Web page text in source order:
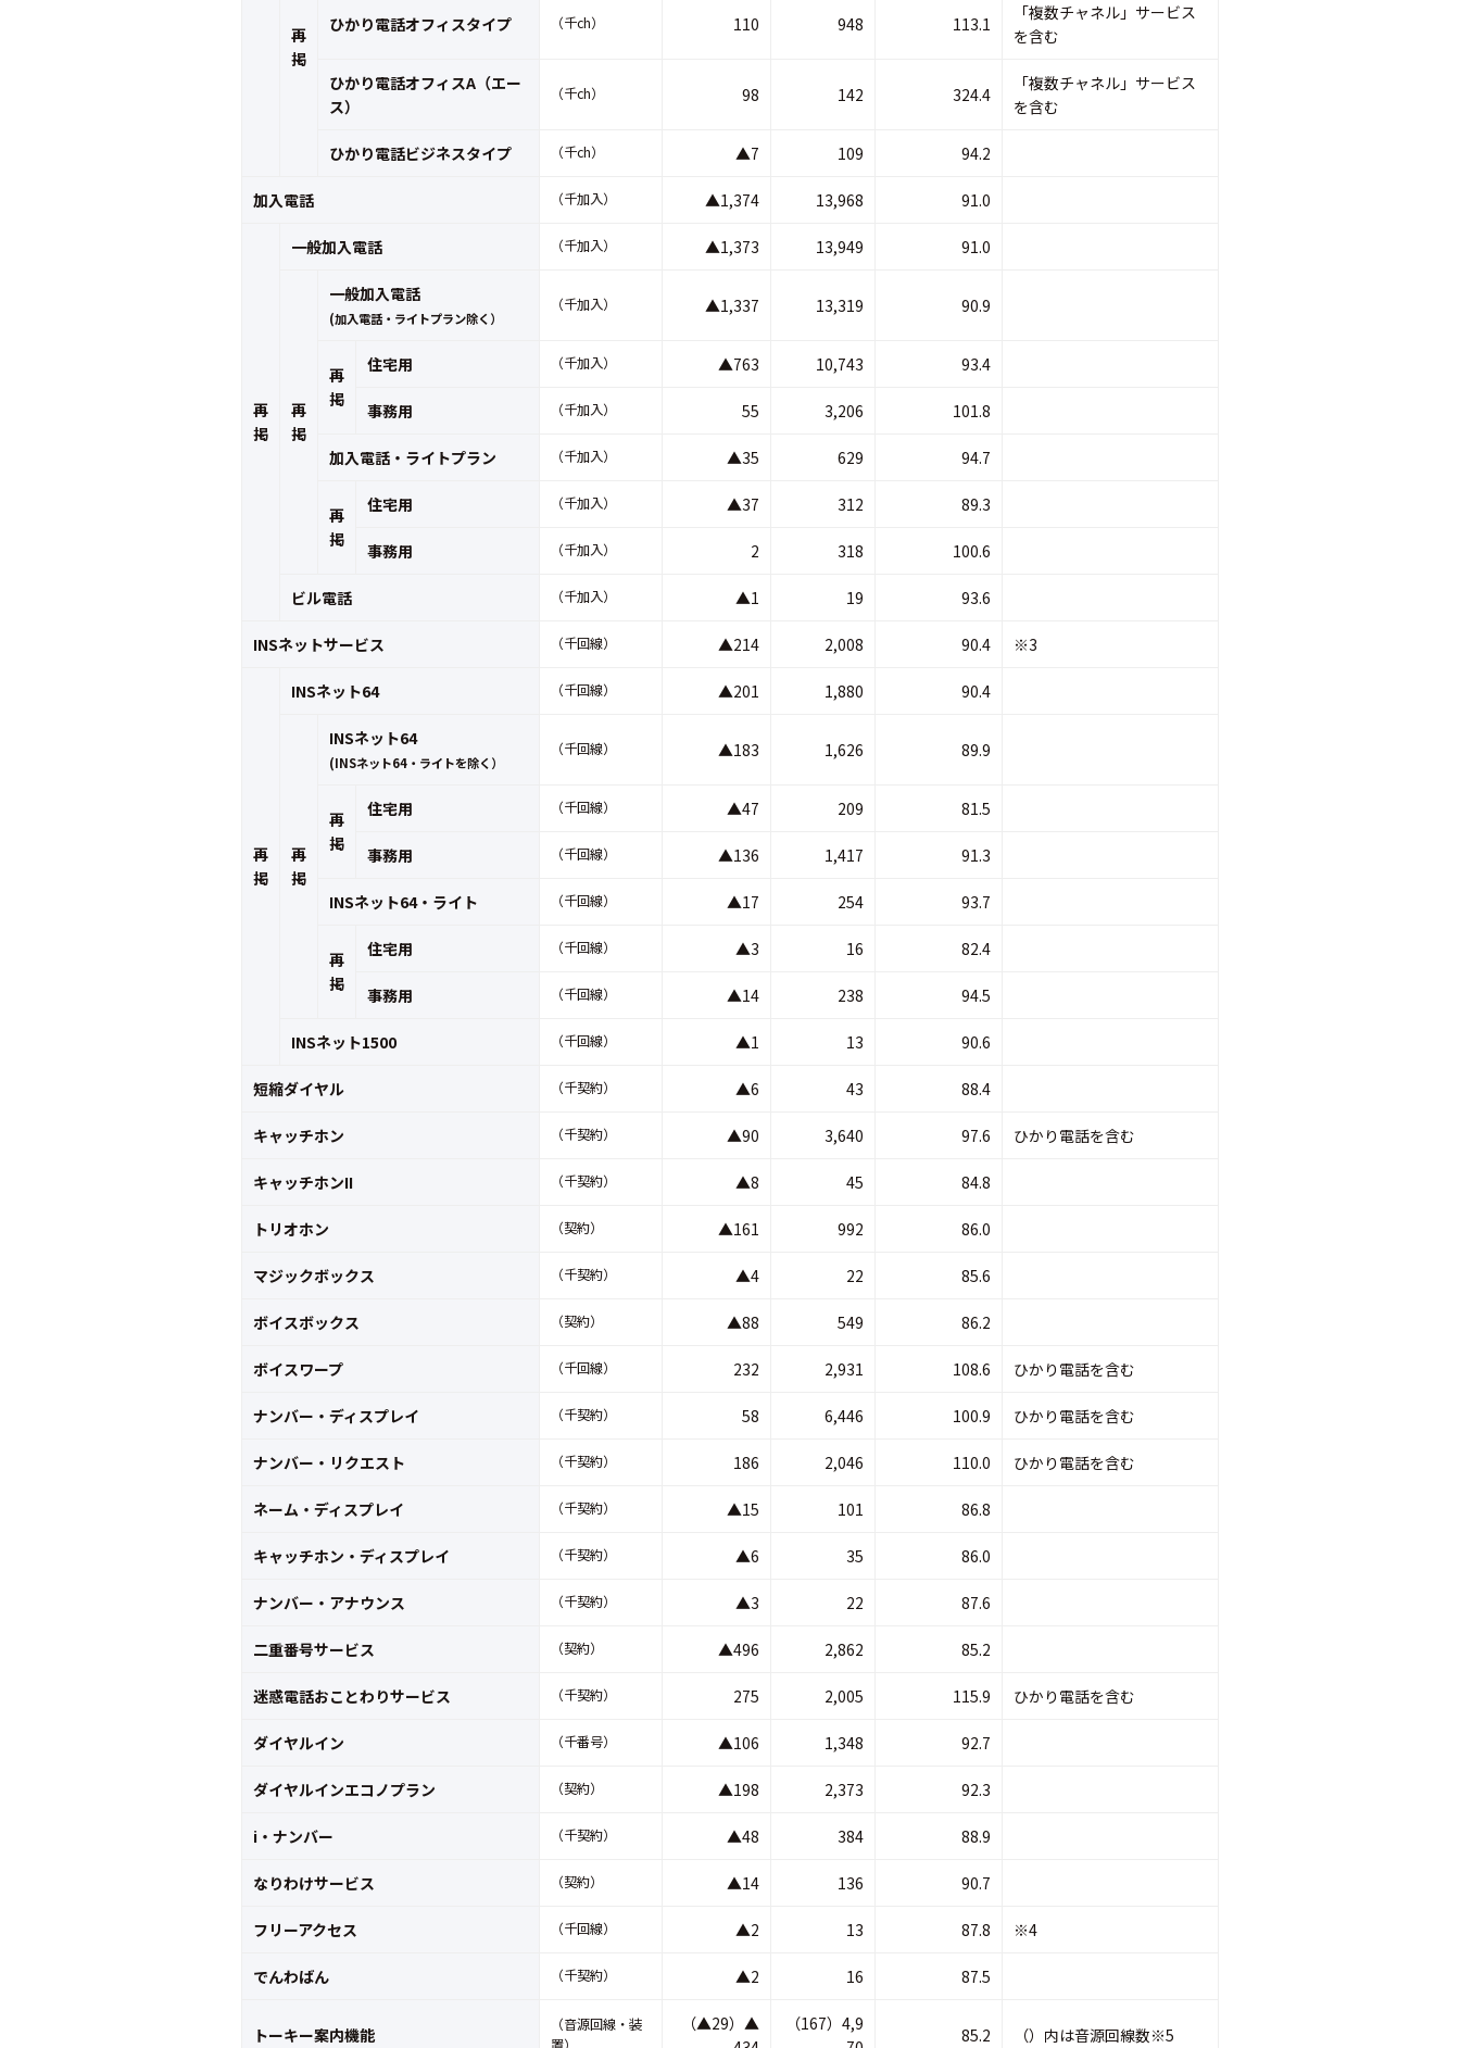
再
掲
ひかり電話オフィスタイプ （千ch） 110 948 113.1
「複数チャネル」サービス
を含む
ひかり電話オフィスA（エー
ス）
（千ch） 98 142 324.4
「複数チャネル」サービス
を含む
ひかり電話ビジネスタイプ （千ch） ▲7 109 94.2
加入電話 （千加入） ▲1,374 13,968 91.0
再
掲
一般加入電話 （千加入） ▲1,373 13,949 91.0
再
掲
一般加入電話
(加入電話・ライトプラン除く）
（千加入） ▲1,337 13,319 90.9
再
掲
住宅用 （千加入） ▲763 10,743 93.4
事務用 （千加入） 55 3,206 101.8
加入電話・ライトプラン （千加入） ▲35 629 94.7
再
掲
住宅用 （千加入） ▲37 312 89.3
事務用 （千加入） 2 318 100.6
ビル電話 （千加入） ▲1 19 93.6
INSネットサービス （千回線） ▲214 2,008 90.4 ※3
再
掲
INSネット64 （千回線） ▲201 1,880 90.4
再
掲
INSネット64
(INSネット64・ライトを除く）
（千回線） ▲183 1,626 89.9
再
掲
住宅用 （千回線） ▲47 209 81.5
事務用 （千回線） ▲136 1,417 91.3
INSネット64・ライト （千回線） ▲17 254 93.7
再
掲
住宅用 （千回線） ▲3 16 82.4
事務用 （千回線） ▲14 238 94.5
INSネット1500 （千回線） ▲1 13 90.6
短縮ダイヤル （千契約） ▲6 43 88.4
キャッチホン （千契約） ▲90 3,640 97.6 ひかり電話を含む
キャッチホンII （千契約） ▲8 45 84.8
トリオホン （契約） ▲161 992 86.0
マジックボックス （千契約） ▲4 22 85.6
ボイスボックス （契約） ▲88 549 86.2
ボイスワープ （千回線） 232 2,931 108.6 ひかり電話を含む
ナンバー・ディスプレイ （千契約） 58 6,446 100.9 ひかり電話を含む
ナンバー・リクエスト （千契約） 186 2,046 110.0 ひかり電話を含む
ネーム・ディスプレイ （千契約） ▲15 101 86.8
キャッチホン・ディスプレイ （千契約） ▲6 35 86.0
ナンバー・アナウンス （千契約） ▲3 22 87.6
二重番号サービス （契約） ▲496 2,862 85.2
迷惑電話おことわりサービス （千契約） 275 2,005 115.9 ひかり電話を含む
ダイヤルイン （千番号） ▲106 1,348 92.7
ダイヤルインエコノプラン （契約） ▲198 2,373 92.3
i・ナンバー （千契約） ▲48 384 88.9
なりわけサービス （契約） ▲14 136 90.7
フリーアクセス （千回線） ▲2 13 87.8 ※4
でんわばん （千契約） ▲2 16 87.5
トーキー案内機能
（音源回線・装
（▲29）▲
（167）4,9
85.2 （）内は音源回線数※5